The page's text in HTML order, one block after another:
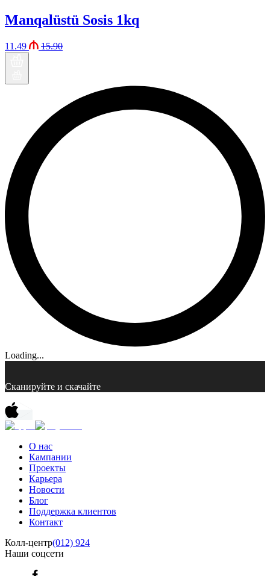
Manqalüstü Sosis 1kq
11.49 15.90
Loading...
Сканируйте и скачайте
О нас
Кампании
Проекты
Карьера
Новости
Блог
Поддержка клиентов
Контакт
Колл-центр(012) 924
Наши соцсети